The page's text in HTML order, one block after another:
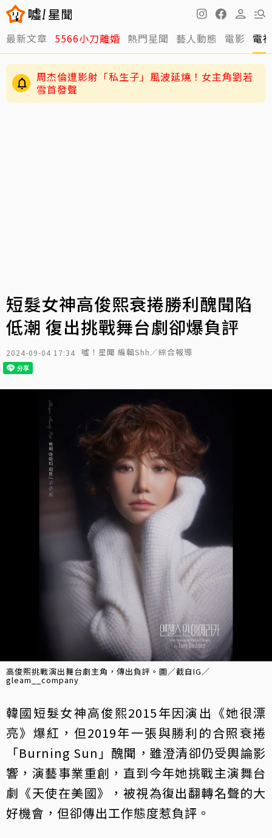
最新文章 5566小刀離婚 熱門星聞 藝人動態 電影 電
周杰倫遭影射「私生子」風波延燒！女主角劉若
雪首發聲
短髮女神高俊熙衰捲勝利醜聞陷
低潮 復出挑戰舞台劇卻爆負評
2024-09-04 17:34 噓！星聞 編輯Shh／綜合報導
高俊熙挑戰演出舞台劇主角，傳出負評。圖／截自IG／
gleam__company
韓國短髮女神高俊熙2015年因演出《她很漂
亮》爆紅，但2019年一張與勝利的合照衰捲
「Burning Sun」醜聞，雖澄清卻仍受輿論影
響，演藝事業重創，直到今年她挑戰主演舞台
劇《天使在美國》，被視為復出翻轉名聲的大
好機會，但卻傳出工作態度惹負評。